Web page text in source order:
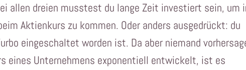
allen dreien musstest du lange Zeit investiert sein, um
Aktienkurs zu kommen. Oder anders ausgedrückt: du
eingeschaltet worden ist. Da aber niemand
eines Unternehmens exponentiell entwickelt, ist es